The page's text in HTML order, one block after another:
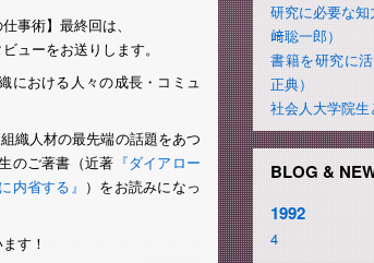
事術】最終回は、
ューをお送りします。
における人々の成長・コミュ
織人材の最先端の話題をあつ
のご著書（近著 『ダイアロー
内省する』 ）をお読みになっ
す！
研究に必要な
﨑聡一郎）
書籍を研究に
正典）
社会人大学院生
BLOG &
1992
4